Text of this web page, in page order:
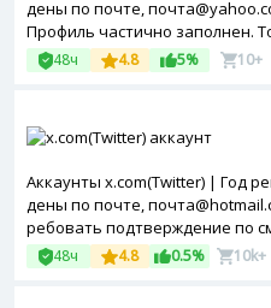
дены по почте,
Профиль частично заполнен.
48ч 4.8 5% 10+
Аккаунты x.com(Twitter) | Год
дены по почте,
ребовать подтверждение по
о заполнен. Token в комплекте.
48ч 4.8 0.5% 10k+